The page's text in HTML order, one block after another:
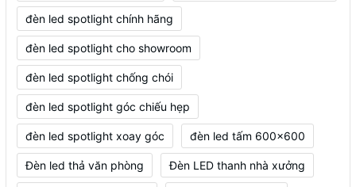
đèn led spotlight chính hãng
đèn led spotlight cho showroom
đèn led spotlight chống chói
đèn led spotlight góc chiếu hẹp
đèn led spotlight xoay góc đèn led tấm 600x600
Đèn led thả văn phòng Đèn LED thanh nhà xưởng